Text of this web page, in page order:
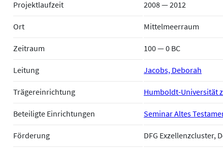
Projektlaufzeit 2008 — 2012
Ort Mittelmeerraum
Zeitraum 100 — 0 BC
Leitung Jacobs, Deborah
Trägereinrichtung Humboldt-Universität
Beteiligte Einrichtungen Seminar Altes
Förderung DFG Exzellenzcluster,